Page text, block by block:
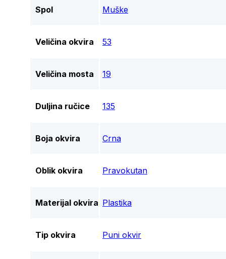
Spol Muške
Veličina okvira 53
Veličina mosta 19
Duljina ručice 135
Boja okvira Crna
Oblik okvira Pravokutan
Materijal okvira Plastika
Tip okvira Puni okvir